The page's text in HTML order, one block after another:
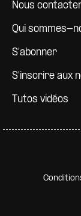
Nous
Qui sommes-
S'abonner
S'inscrire aux
Tutos vidéos
Pied de